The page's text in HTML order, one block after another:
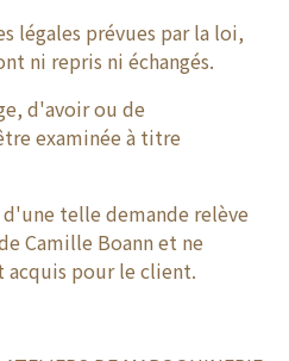
légales prévues par la loi,
ni repris ni échangés.
d'avoir ou de
examinée à titre
telle demande relève
Camille Boann et ne
pour le client.